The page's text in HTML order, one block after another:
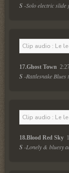
S -Solo electric slide
Clip audio : Le
17.Ghost Town
S -Rattlesnake Blues
Clip audio : Le
18.Blood Red Sky
S -Lonely & bluesy